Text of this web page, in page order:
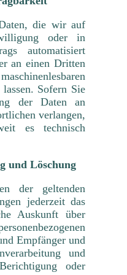
die wir auf
oder in
automatisiert
an einen Dritten
Sofern Sie
der Daten an
verlangen,
es technisch
und Löschung
der geltenden
jederzeit das
Auskunft über
Empfänger und
und
oder